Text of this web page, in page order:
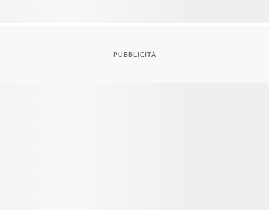
PUBBLICITÀ